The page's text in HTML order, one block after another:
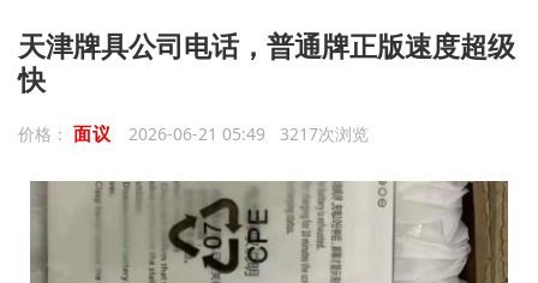
天津牌具公司电话，普通牌正版速度超级
快
价格： 面议 2026-06-21 05:49 3217次浏览